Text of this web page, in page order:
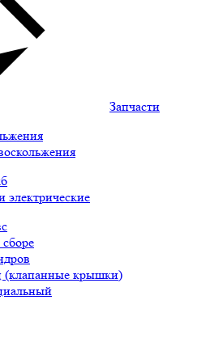
Запчасти
электрические
крышки)